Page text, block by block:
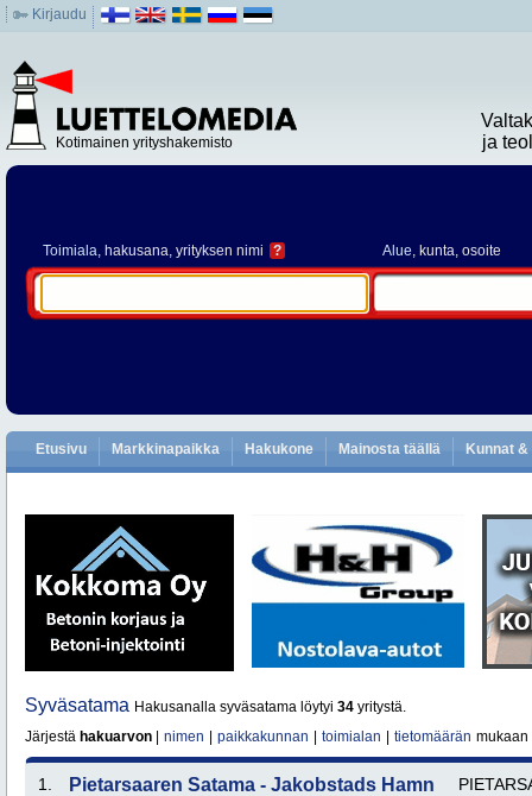
Kirjaudu
Kotimainen yrityshakemisto
ja
Toimiala, hakusana, yrityksen nimi ? Alue, kunta, osoite
Etusivu Markkinapaikka Hakukone Mainosta täällä Kunnat
Syväsatama Hakusanalla syväsatama löytyi 34 yritystä.
Järjestä hakuarvon nimen paikkakunnan toimialan tietomäärän mukaan
1. Pietarsaaren Satama - Jakobstads Hamn